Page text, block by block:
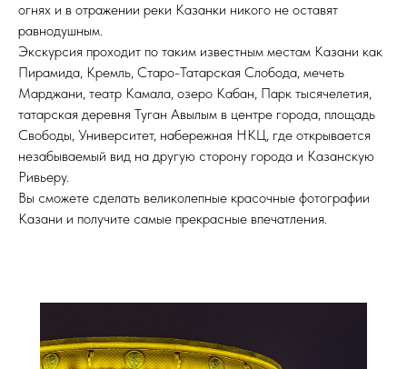
огнях и в отражении реки Казанки никого не оставят
равнодушным.
Экскурсия проходит по таким известным местам Казани как
Пирамида, Кремль, Старо-Татарская Слобода, мечеть
Марджани, театр Камала, озеро Кабан, Парк тысячелетия,
татарская деревня Туган Авылым в центре города, площадь
Свободы, Университет, набережная НКЦ, где открывается
незабываемый вид на другую сторону города и Казанскую
Ривьеру.
Вы сможете сделать великолепные красочные фотографии
Казани и получите самые прекрасные впечатления.